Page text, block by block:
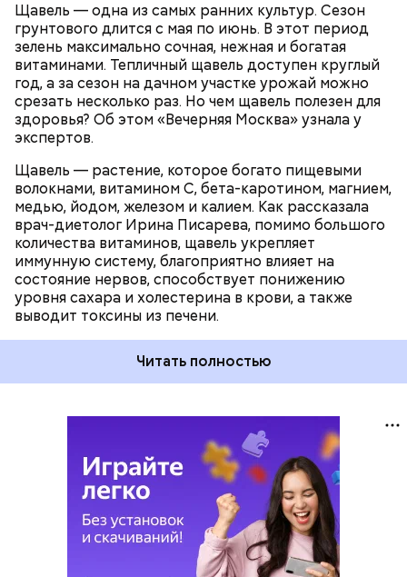
Щавель — одна из самых ранних культур. Сезон
грунтового длится с мая по июнь. В этот период
зелень максимально сочная, нежная и богатая
витаминами. Тепличный щавель доступен круглый
год, а за сезон на дачном участке урожай можно
срезать несколько раз. Но чем щавель полезен для
здоровья? Об этом «Вечерняя Москва» узнала у
экспертов.
Щавель — растение, которое богато пищевыми
волокнами, витамином С, бета-каротином, магнием,
медью, йодом, железом и калием. Как рассказала
врач-диетолог Ирина Писарева, помимо большого
количества витаминов, щавель укрепляет
иммунную систему, благоприятно влияет на
состояние нервов, способствует понижению
уровня сахара и холестерина в крови, а также
выводит токсины из печени.
Читать полностью
ЗДОРОВЬЕ ВРАЧИ
РАСТЕНИЯ
ПРОДУКТЫ